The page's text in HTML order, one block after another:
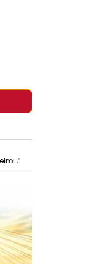
Arifin Resmi Jabat Sekda
Arifin Resmi Jabat Sekda
Teken MoU, Perkuat Tugas